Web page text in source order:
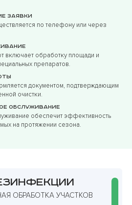
заявки
по телефону или через
включает обработку площади и
препаратов.
документом, подтверждающим
очистки.
обслуживание
обеспечит эффективность
на протяжении сезона.
ОБРАБОТКА УЧАСТКОВ